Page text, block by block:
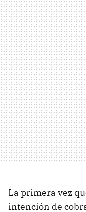
La primera vez
intención de